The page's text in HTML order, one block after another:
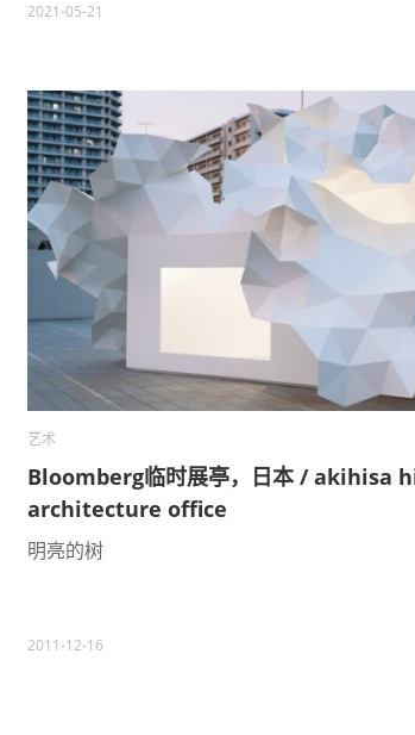
2021-05-21
艺术
Bloomberg临时展亭，日本 / akihisa
architecture office
明亮的树
2011-12-16